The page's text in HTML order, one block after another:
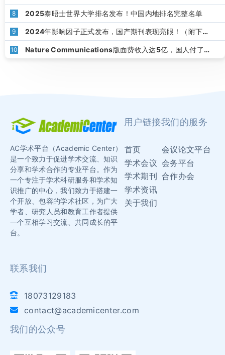
8 2025泰晤士世界大学排名发布！中国内地排名完整名单
9
2024年影响因子正式发布，国产期刊表现亮眼！（附下
载）
10
Nature Communications版面费收入达5亿，国人付了
1.8亿！
AC学术平台（Academic Center）
是一个致力于促进学术交流、知识
分享和学术合作的专业平台。作为
一个专注于学术科研服务和学术知
识推广的中心，我们致力于搭建一
个开放、包容的学术社区，为广大
学者、研究人员和教育工作者提供
一个互相学习交流、共同成长的平
台。
用户链接
首页
学术会议
学术期刊
学术资讯
关于我们
我们的服务
会议论文平台
会务平台
合作办会
联系我们
18073129183
contact@academicenter.com
我们的公众号